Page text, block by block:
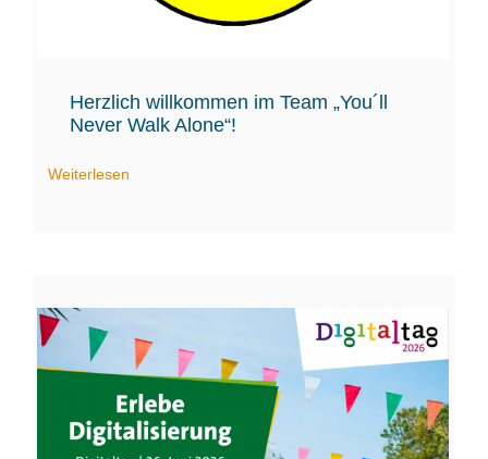
Herzlich willkommen im Team „You´ll
Never Walk Alone“!
Weiterlesen